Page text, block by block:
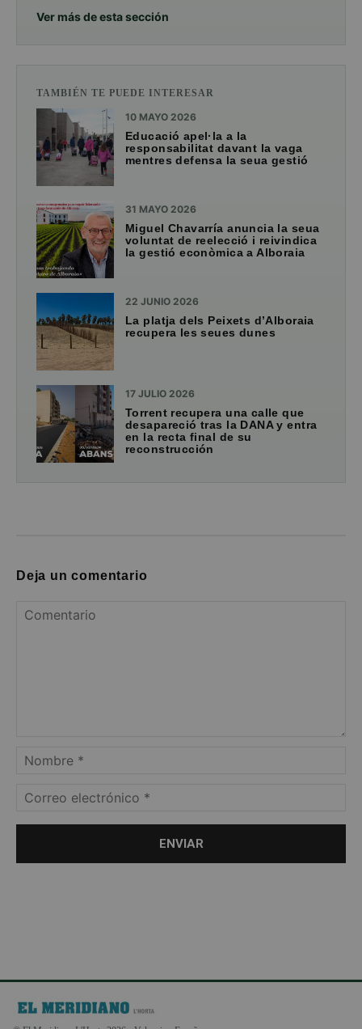
Ver más de esta sección
TAMBIÉN TE PUEDE INTERESAR
10 MAYO 2026
Educació apel·la a la
responsabilitat davant la vaga
mentres defensa la seua gestió
31 MAYO 2026
Miguel Chavarría anuncia la seua
voluntat de reelecció i reivindica
la gestió econòmica a Alboraia
22 JUNIO 2026
La platja dels Peixets d’Alboraia
recupera les seues dunes
17 JULIO 2026
Torrent recupera una calle que
desapareció tras la DANA y entra
en la recta final de su
reconstrucción
Deja un comentario